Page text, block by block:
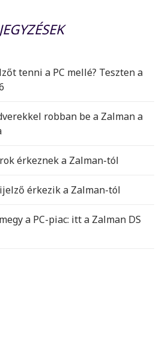
tenni a PC mellé? Teszten a
robban be a Zalman a
érkeznek a Zalman-tól
érkezik a Zalman-tól
a PC-piac: itt a Zalman DS